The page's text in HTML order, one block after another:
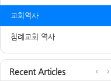
교회역사
침례교회 역사
Recent Articles